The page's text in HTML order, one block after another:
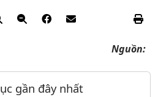
Nguồn:
gần đây nhất